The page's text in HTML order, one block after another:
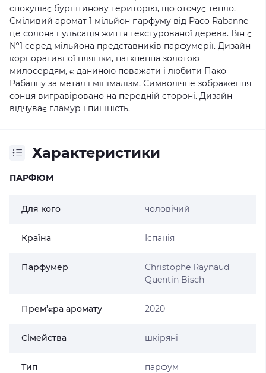
спокушає бурштинову територію, що оточує тепло.
Сміливий аромат 1 мільйон парфуму від Paco Rabanne -
це солона пульсація життя текстурованої дерева. Він є
№1 серед мільйона представників парфумерії. Дизайн
корпоративної пляшки, натхненна золотою
милосердям, є даниною поважати і любити Пако
Рабанну за метал і мінімалізм. Символічне зображення
сонця вигравіровано на передній стороні. Дизайн
відчуває гламур і пишність.
Характеристики
ПАРФЮМ
Для кого чоловічий
Країна Іспанія
Парфумер
Christophe Raynaud
Quentin Bisch
Прем’єра аромату 2020
Сімейства шкіряні
Тип парфум